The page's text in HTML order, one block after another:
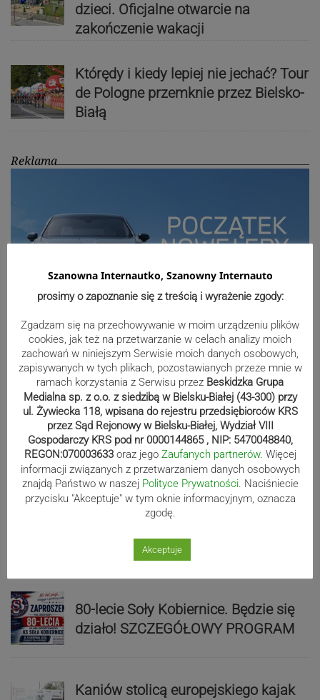
dzieci. Oficjalne otwarcie na
zakończenie wakacji
Którędy i kiedy lepiej nie jechać? Tour
de Pologne przemknie przez Bielsko-
Białą
Reklama
Sport
Mistrzowie świata z MCK Żywiec!
ZDJĘCIA
Bracia Szejowie ruszają po kolejne
wystartują w Rajdzie Rzeszowskim
80-lecie Soły Kobiernice. Będzie się
działo! SZCZEGÓŁOWY PROGRAM
Kaniów stolicą europejskiego kajak
Szanowna Internautko, Szanowny Internauto
prosimy o zapoznanie się z treścią i wyrażenie zgody:
Zgadzam się na przechowywanie w moim urządzeniu plików
cookies, jak też na przetwarzanie w celach analizy moich
zachowań w niniejszym Serwisie moich danych osobowych,
zapisywanych w tych plikach, pozostawianych przeze mnie w
ramach korzystania z Serwisu przez Beskidzka Grupa
Medialna sp. z o.o. z siedzibą w Bielsku-Białej (43-300) przy
ul. Żywiecka 118, wpisana do rejestru przedsiębiorców KRS
przez Sąd Rejonowy w Bielsku-Białej, Wydział VIII
Gospodarczy KRS pod nr 0000144865 , NIP: 5470048840,
REGON:070003633 oraz jego Zaufanych partnerów. Więcej
informacji związanych z przetwarzaniem danych osobowych
znajdą Państwo w naszej Polityce Prywatności. Naciśniecie
przycisku "Akceptuje" w tym oknie informacyjnym, oznacza
zgodę.
Akceptuje